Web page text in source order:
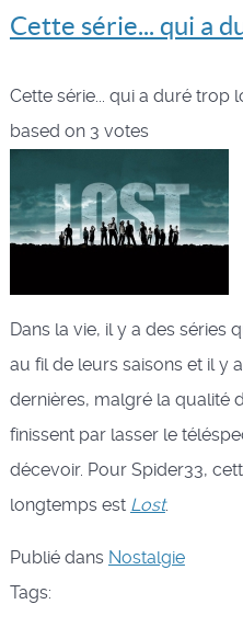
Cette série... qui a
Cette série... qui a duré trop
based on 3 votes
Dans la vie, il y a des séries
au fil de leurs saisons et il y
dernières, malgré la qualité
finissent par lasser le
décevoir. Pour Spider33,
longtemps est Lost.
Publié dans Nostalgie
Tags: